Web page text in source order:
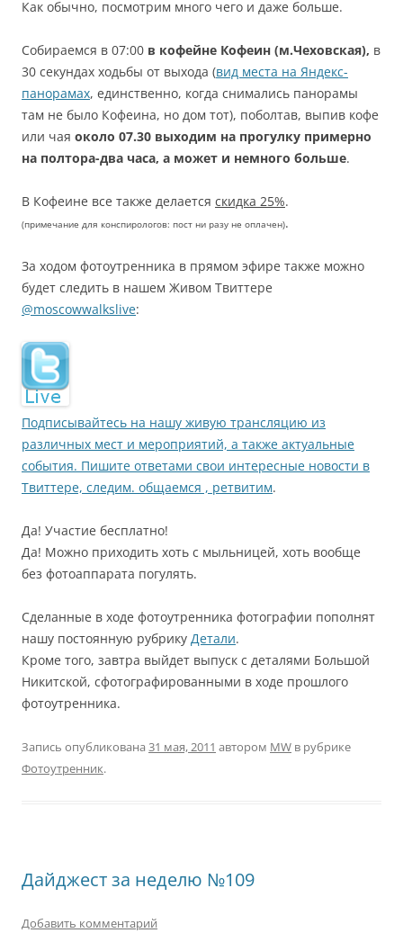
Как обычно, посмотрим много чего и даже больше.
Собираемся в 07:00 в кофейне Кофеин (м.Чеховская), в
30 секундах ходьбы от выхода (вид места на Яндекс-
панорамах, единственно, когда снимались панорамы
там не было Кофеина, но дом тот), поболтав, выпив кофе
или чая около 07.30 выходим на прогулку примерно
на полтора-два часа, а может и немного больше.
В Кофеине все также делается скидка 25%.
(примечание для конспирологов: пост ни разу не оплачен).
За ходом фотоутренника в прямом эфире также можно
будет следить в нашем Живом Твиттере
@moscowwalkslive:
Подписывайтесь на нашу живую трансляцию из
различных мест и мероприятий, а также актуальные
события. Пишите ответами свои интересные новости в
Твиттере, следим. общаемся , ретвитим.
Да! Участие бесплатно!
Да! Можно приходить хоть с мыльницей, хоть вообще
без фотоаппарата погулять.
Сделанные в ходе фотоутренника фотографии пополнят
нашу постоянную рубрику Детали.
Кроме того, завтра выйдет выпуск с деталями Большой
Никитской, сфотографированными в ходе прошлого
фотоутренника.
Запись опубликована 31 мая, 2011 автором MW в рубрике
Фотоутренник.
Дайджест за неделю №109
Добавить комментарий